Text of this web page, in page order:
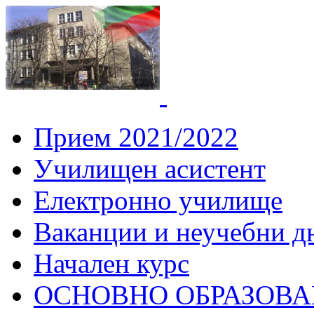
Прием 2021/2022
Училищен асистент
Електронно училище
Ваканции и неучебни
Начален курс
ОСНОВНО